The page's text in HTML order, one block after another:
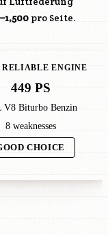
pro Seite.
RELIABLE ENGINE
449 PS
V8 Biturbo Benzin
8 weaknesses
CHOICE